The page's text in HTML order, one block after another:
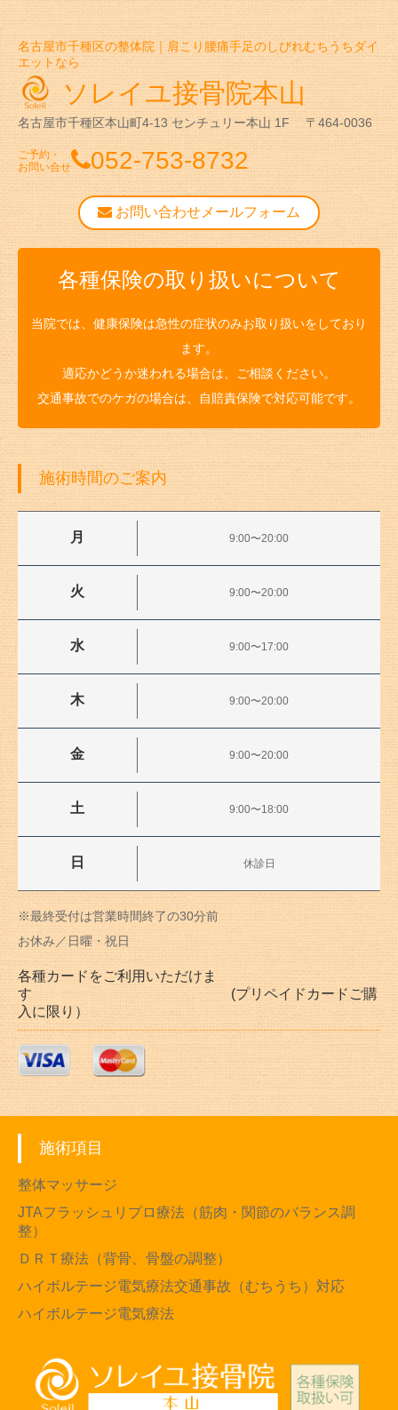
名古屋市千種区の整体院｜肩こり腰痛手足のしびれむちうちダイ
エットなら
ソレイユ接骨院本山
名古屋市千種区本山町4-13 センチュリー本山 1F 〒464-0036
ご予約・
お問い合せ
052-753-8732
お問い合わせメールフォーム
各種保険の取り扱いについて
当院では、健康保険は急性の症状のみお取り扱いをしており
ます。
適応かどうか迷われる場合は、ご相談ください。
交通事故でのケガの場合は、自賠責保険で対応可能です。
施術時間のご案内
月 9:00〜20:00
火 9:00〜20:00
水 9:00〜17:00
木 9:00〜20:00
金 9:00〜20:00
土 9:00〜18:00
日 休診日
※最終受付は営業時間終了の30分前
お休み／日曜・祝日
各種カードをご利用いただけま
す (プリペイドカードご購
入に限り）
施術項目
整体マッサージ
JTAフラッシュリプロ療法（筋肉・関節のバランス調
整）
ＤＲＴ療法（背骨、骨盤の調整）
ハイボルテージ電気療法交通事故（むちうち）対応
ハイボルテージ電気療法